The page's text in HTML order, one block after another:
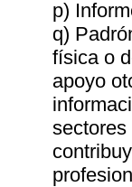
p)
q)
física o
apoyo